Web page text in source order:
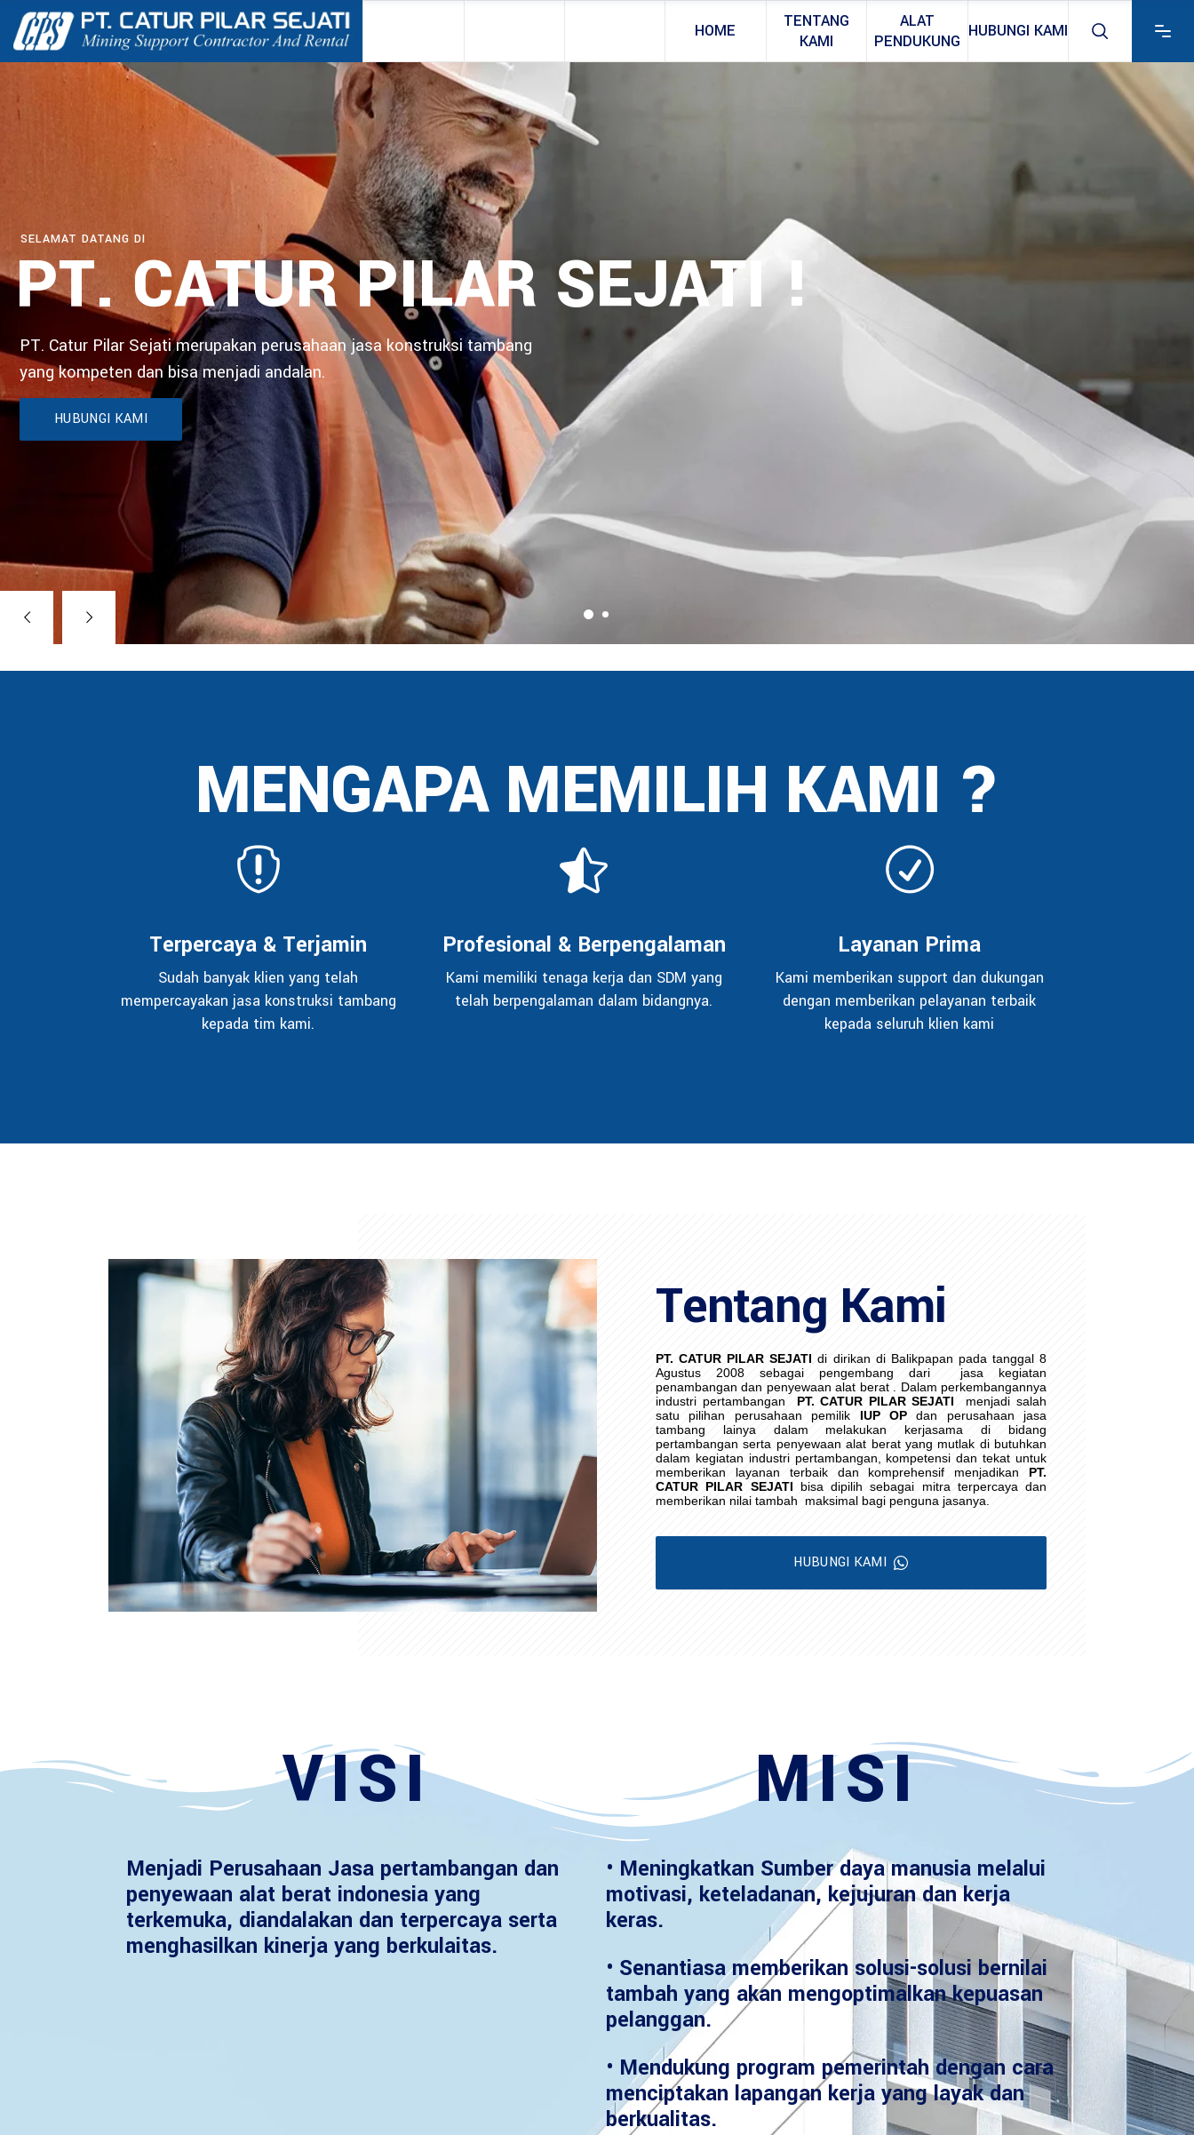
HOME
TENTANG
KAMI
ALAT
PENDUKUNG
HUBUNGI KAMI
PT. CATUR PILAR SEJATI !
PT. Catur Pilar Sejati merupakan perusahaan jasa konstruksi tambang
yang kompeten dan bisa menjadi andalan.
SELAMAT DATANG DI
HUBUNGI KAMI
MENGAPA MEMILIH KAMI ?
Terpercaya & Terjamin
Sudah banyak klien yang telah
mempercayakan jasa konstruksi tambang
kepada tim kami.
Profesional & Berpengalaman
Kami memiliki tenaga kerja dan SDM yang
telah berpengalaman dalam bidangnya.
Layanan Prima
Kami memberikan support dan dukungan
dengan memberikan pelayanan terbaik
kepada seluruh klien kami
Tentang Kami
PT. CATUR PILAR SEJATI di dirikan di Balikpapan pada tanggal 8
Agustus 2008 sebagai pengembang dari
jasa kegiatan
penambangan dan penyewaan alat berat . Dalam perkembangannya
industri pertambangan
PT. CATUR PILAR SEJATI
menjadi salah
satu pilihan perusahaan pemilik IUP OPdan perusahaan jasa
tambang lainya dalam melakukan kerjasama di bidang
pertambangan serta penyewaan alat berat yang mutlak di butuhkan
dalam kegiatan industri pertambangan, kompetensi dan tekat untuk
memberikan layanan terbaik dan komprehensif menjadikan PT.
CATUR PILAR SEJATI bisa dipilih sebagai mitra terpercaya dan
memberikan nilai tambah
maksimal bagi penguna jasanya.
HUBUNGI KAMI
VISI
Menjadi Perusahaan Jasa pertambangan dan
penyewaan alat berat indonesia yang
terkemuka, diandalakan dan terpercaya serta
menghasilkan kinerja yang berkulaitas.
MISI
• Meningkatkan Sumber daya manusia melalui
motivasi, keteladanan, kejujuran dan kerja
keras.
• Senantiasa memberikan solusi-solusi bernilai
tambah yang akan mengoptimalkan kepuasan
pelanggan.
• Mendukung program pemerintah dengan cara
menciptakan lapangan kerja yang layak dan
berkualitas.